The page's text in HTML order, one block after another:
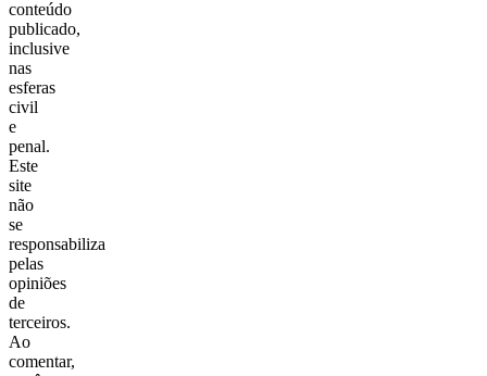
conteúdo
publicado,
inclusive
nas
esferas
civil
e
penal.
Este
site
não
se
responsabiliza
pelas
opiniões
de
terceiros.
Ao
comentar,